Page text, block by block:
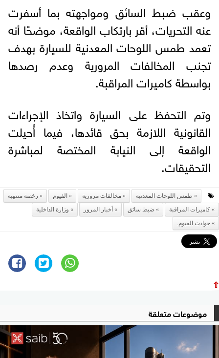
وعقب ضبط السائق ومواجهته بما أسفرت
عنه التحريات، أقر بارتكاب الواقعة، موضحًا أنه
تعمد طمس اللوحات المعدنية للسيارة بهدف
تجنب المخالفات المرورية وعدم رصدها
بواسطة كاميرات المراقبة.
وتم التحفظ على السيارة واتخاذ الإجراءات
القانونية اللازمة بحق قائدها، فيما أُحيلت
الواقعة إلى النيابة المختصة لمباشرة
التحقيقات.
طمس اللوحات المعدنية مخالفات مرورية الفيوم
رخصة منتهية
كاميرات المراقبة
ضبط سائق أخبار المرور
وزارة الداخلية
حوادث الفيوم.
⇧
موضوعات متعلقة